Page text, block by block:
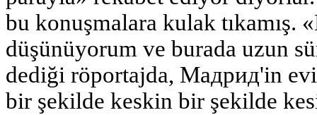
bu konuşmalara kulak tıkamış.
düşünüyorum ve burada uzun
dediği röportajda, Mадрид'in
bir şekilde keskin bir şekilde